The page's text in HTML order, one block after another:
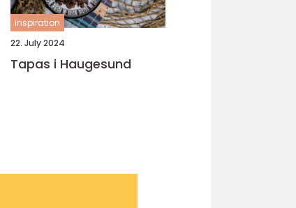
inspiration
22. July 2024
Tapas i Haugesund